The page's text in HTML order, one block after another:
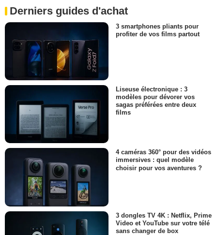
Derniers guides d'achat
3 smartphones pliants pour
profiter de vos films partout
Liseuse électronique : 3
modèles pour dévorer vos
sagas préférées entre deux
films
4 caméras 360° pour des vidéos
immersives : quel modèle
choisir pour vos aventures ?
3 dongles TV 4K : Netflix, Prime
Video et YouTube sur votre télé
sans changer de box